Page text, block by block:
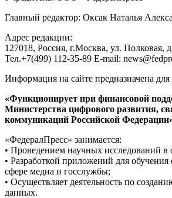
Главный редактор: Оксак Наталья
Адрес редакции:
127018, Россия, г.Москва, ул. Полковая,
Тел.+7(499) 112-35-89 E-mail:
Информация на сайте предназначена
«Функционирует при финансовой
Министерства цифрового развития,
коммуникаций Российской
«ФедералПресс» занимается:
• Проведением научных исследований в
• Разработкой приложений для обучения
сфере медиа и госслужбы;
• Осуществляет деятельность по
данных.